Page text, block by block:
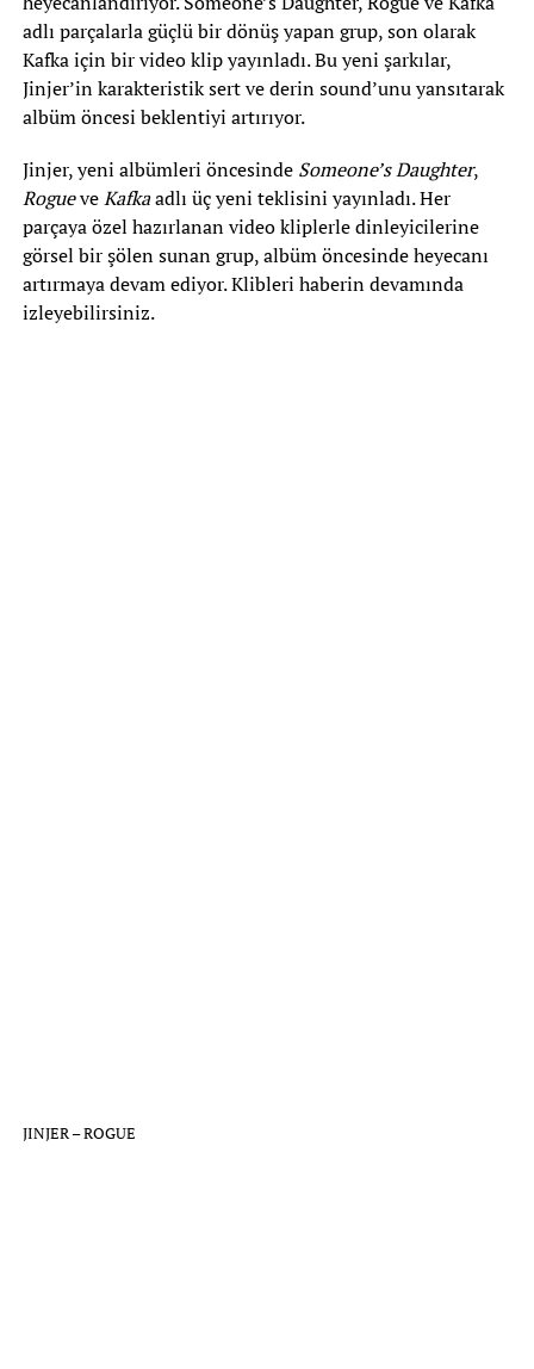
adlı parçalarla güçlü bir dönüş yapan grup, son olarak
Kafka için bir video klip yayınladı. Bu yeni şarkılar,
Jinjer’in karakteristik sert ve derin sound’unu yansıtarak
albüm öncesi beklentiyi artırıyor.
Jinjer, yeni albümleri öncesinde Someone’s Daughter,
RogueveKafkaadlı üç yeni teklisini yayınladı. Her
parçaya özel hazırlanan video kliplerle dinleyicilerine
görsel bir şölen sunan grup, albüm öncesinde heyecanı
artırmaya devam ediyor. Klibleri haberin devamında
izleyebilirsiniz.
JINJER – ROGUE